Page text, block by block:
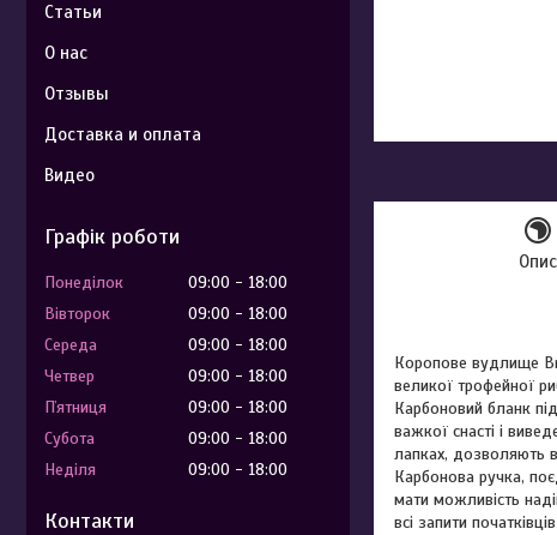
Опис
Коропове вудлище
великої трофейної
Карбоновий бланк
важкої снасті і
лапках, дозволяють
Карбонова ручка,
мати можливість
всі запити
Статьи
О нас
Отзывы
Доставка и оплата
Видео
Графік роботи
Понеділок 09:00
18:00
Вівторок
09:00
18:00
Середа
09:00
18:00
Четвер
09:00
18:00
Пʼятниця
09:00
18:00
Субота
09:00
18:00
Неділя
09:00 18:00
Контакти